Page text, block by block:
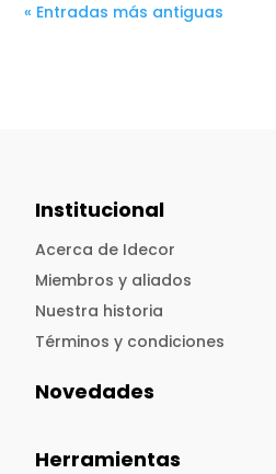
« Entradas más antiguas
Institucional
Acerca de Idecor
Miembros y aliados
Nuestra historia
Términos y condiciones
Novedades
Herramientas